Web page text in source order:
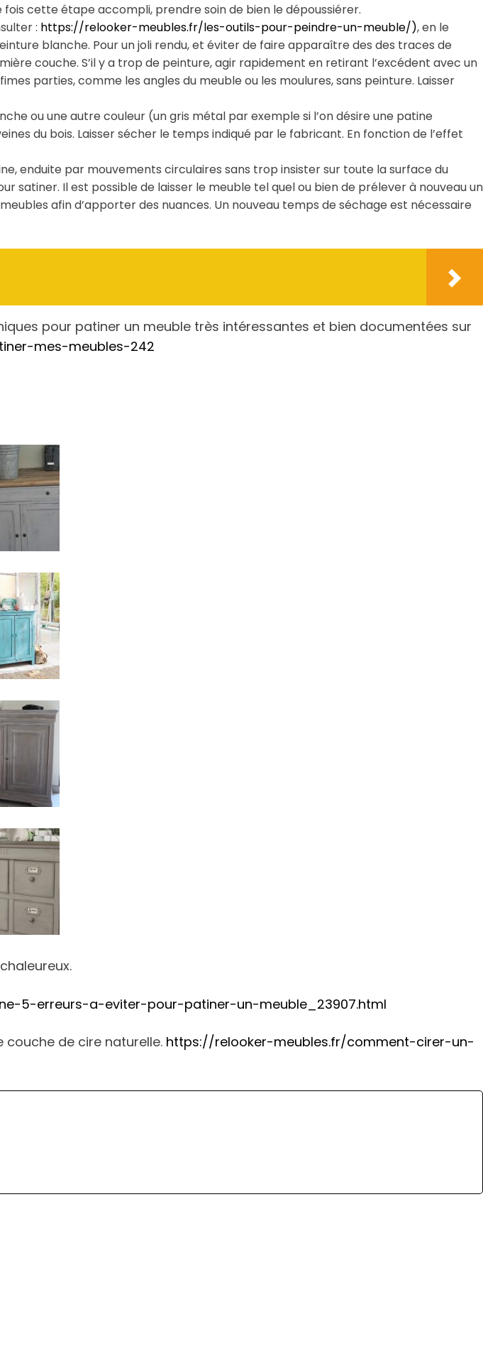
cette étape accompli, prendre soin de bien le dépoussiérer.
: https://relooker-meubles.fr/les-outils-pour-peindre-un-meuble/), en le
blanche. Pour un joli rendu, et éviter de faire apparaître des des traces de
couche. S’il y a trop de peinture, agir rapidement en retirant l’excédent avec un
parties, comme les angles du meuble ou les moulures, sans peinture. Laisser
ou une autre couleur (un gris métal par exemple si l’on désire une patine
du bois. Laisser sécher le temps indiqué par le fabricant. En fonction de l’effet
enduite par mouvements circulaires sans trop insister sur toute la surface du
satiner. Il est possible de laisser le meuble tel quel ou bien de prélever à nouveau un
afin d’apporter des nuances. Un nouveau temps de séchage est nécessaire
pour patiner un meuble très intéressantes et bien documentées sur
mes-meubles-242
5-erreurs-a-eviter-pour-patiner-un-meuble_23907.html
de cire naturelle. https://relooker-meubles.fr/comment-cirer-un-